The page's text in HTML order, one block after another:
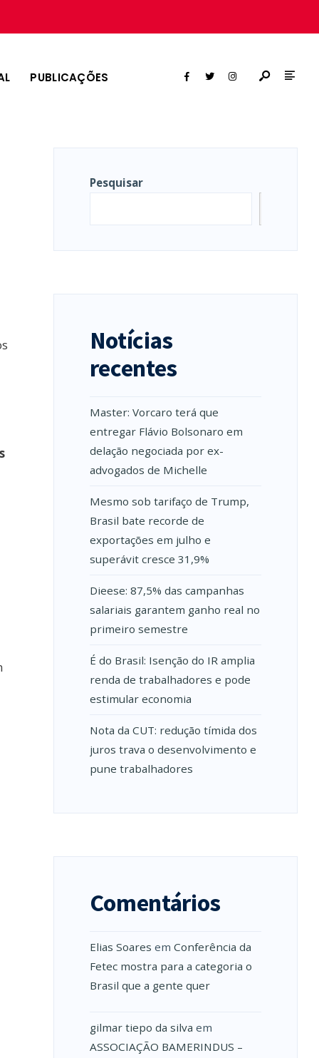
PUBLICAÇÕES
Pesquisar
Notícias
recentes
Master: Vorcaro terá que
entregar Flávio Bolsonaro em
delação negociada por ex-
advogados de Michelle
Mesmo sob tarifaço de Trump,
Brasil bate recorde de
exportações em julho e
superávit cresce 31,9%
Dieese: 87,5% das campanhas
salariais garantem ganho real no
primeiro semestre
É do Brasil: Isenção do IR amplia
renda de trabalhadores e pode
estimular economia
Nota da CUT: redução tímida dos
juros trava o desenvolvimento e
pune trabalhadores
Comentários
Elias Soares em Conferência da
Fetec mostra para a categoria o
Brasil que a gente quer
gilmar tiepo da silva em
ASSOCIAÇÃO BAMERINDUS –